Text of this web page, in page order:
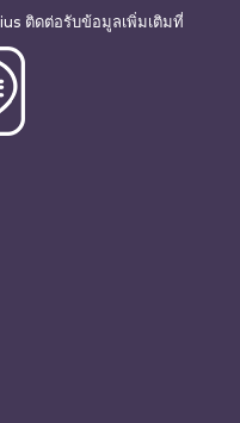
ติดต่อรับข้อมูลเพิ่มเติมที่